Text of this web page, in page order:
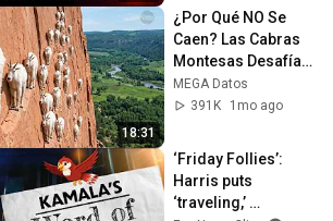
18:31
¿Por Qué NO Se
Caen? Las Cabras
Montesas Desafían
las Leyes de la
Física.
MEGA Datos
391K
1mo ago
‘Friday Follies’:
Harris puts
‘traveling,’